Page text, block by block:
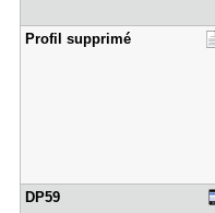
Profil sup​primé
DP59